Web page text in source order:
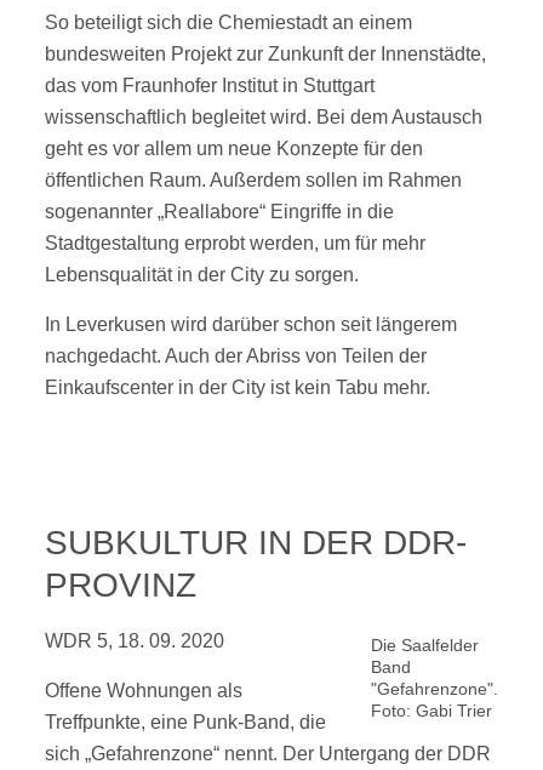
So beteiligt sich die Chemiestadt an einem
bundesweiten Projekt zur Zunkunft der Innenstädte,
das vom Fraunhofer Institut in Stuttgart
wissenschaftlich begleitet wird. Bei dem Austausch
geht es vor allem um neue Konzepte für den
öffentlichen Raum. Außerdem sollen im Rahmen
sogenannter „Reallabore“ Eingriffe in die
Stadtgestaltung erprobt werden, um für mehr
Lebensqualität in der City zu sorgen.
In Leverkusen wird darüber schon seit längerem
nachgedacht. Auch der Abriss von Teilen der
Einkaufscenter in der City ist kein Tabu mehr.
SUBKULTUR IN DER DDR-
PROVINZ
Die Saalfelder
Band
"Gefahrenzone".
Foto: Gabi Trier
WDR 5, 18. 09. 2020
Offene Wohnungen als
Treffpunkte, eine Punk-Band, die
sich „Gefahrenzone“ nennt. Der Untergang der DDR